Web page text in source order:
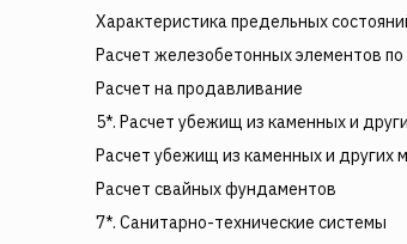
Характеристика предельных
Расчет железобетонных элементов по
Расчет на продавливание
5*. Расчет убежищ из каменных и
Расчет убежищ из каменных и других
Расчет свайных фундаментов
7*. Санитарно-технические системы